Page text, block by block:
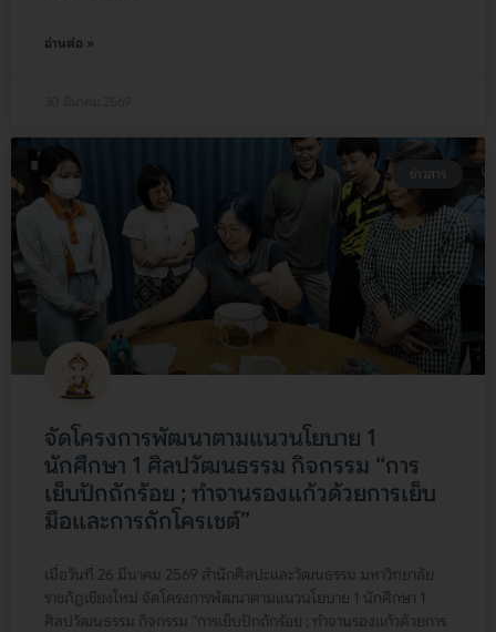
อ่านต่อ »
ข่าวสาร
จัดโครงการพัฒนาตามแนวนโยบาย 1
นักศึกษา 1 ศิลปวัฒนธรรม กิจกรรม “การ
เย็บปักถักร้อย ; ทำจานรองแก้วด้วยการเย็บ
มือและการถักโครเชต์”
เมื่อวันที่ 26 มีนาคม 2569 สำนักศิลปะและวัฒนธรรม มหาวิทยาลัย
ราชภัฏเชียงใหม่ จัดโครงการพัฒนาตามแนวนโยบาย 1 นักศึกษา 1
ศิลปวัฒนธรรม กิจกรรม “การเย็บปักถักร้อย ; ทำจานรองแก้วด้วยการ